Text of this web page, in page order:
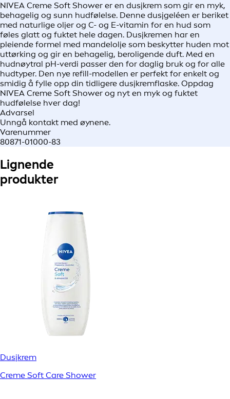
NIVEA Creme Soft Shower er en dusjkrem som gir en myk,
behagelig og sunn hudfølelse. Denne dusjgeléen er beriket
med naturlige oljer og C- og E-vitamin for en hud som
føles glatt og fuktet hele dagen. Dusjkremen har en
pleiende formel med mandelolje som beskytter huden mot
uttørking og gir en behagelig, beroligende duft. Med en
hudnøytral pH-verdi passer den for daglig bruk og for alle
hudtyper. Den nye refill-modellen er perfekt for enkelt og
smidig å fylle opp din tidligere dusjkremflaske. Oppdag
NIVEA Creme Soft Shower og nyt en myk og fuktet
hudfølelse hver dag!
Advarsel
Unngå kontakt med øynene.
Varenummer
80871-01000-83
Lignende
produkter
Dusjkrem
Creme Soft Care Shower